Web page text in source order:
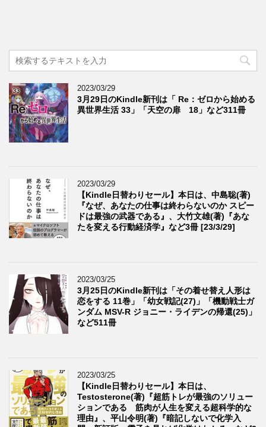
2023/03/29
3月29日のKindle新刊は「 Re：ゼロから始める
異世界生活 33」「天空の扉 18」など311冊
2023/03/29
【Kindle日替わりセール】本日は、中島聡(著)
『なぜ、あなたの仕事は終わらないのか スピー
ドは最強の武器である』、大竹文雄(著)『あな
たを変える行動経済学』など3冊 [23/3/29]
2023/03/25
3月25日のKindle新刊は「その着せ替え人形は
恋をする 11巻」「幼女戦記(27)」「機動戦士ガ
ンダム MSV-R ジョニー・ライデンの帰還(25)」
など511冊
2023/03/25
【Kindle日替わりセール】本日は、
Testosterone(著)『超筋トレが最強のソリュー
ションである 筋肉が人生を変える超科学的な
理由』、平山令明(著)『暗記しないで化学入